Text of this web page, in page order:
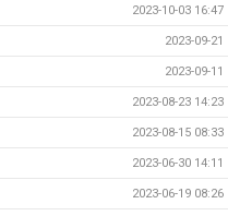
2023-10-03 16:47
2023-09-21
2023-09-11
2023-08-23 14:23
2023-08-15 08:33
2023-06-30 14:11
2023-06-19 08:26